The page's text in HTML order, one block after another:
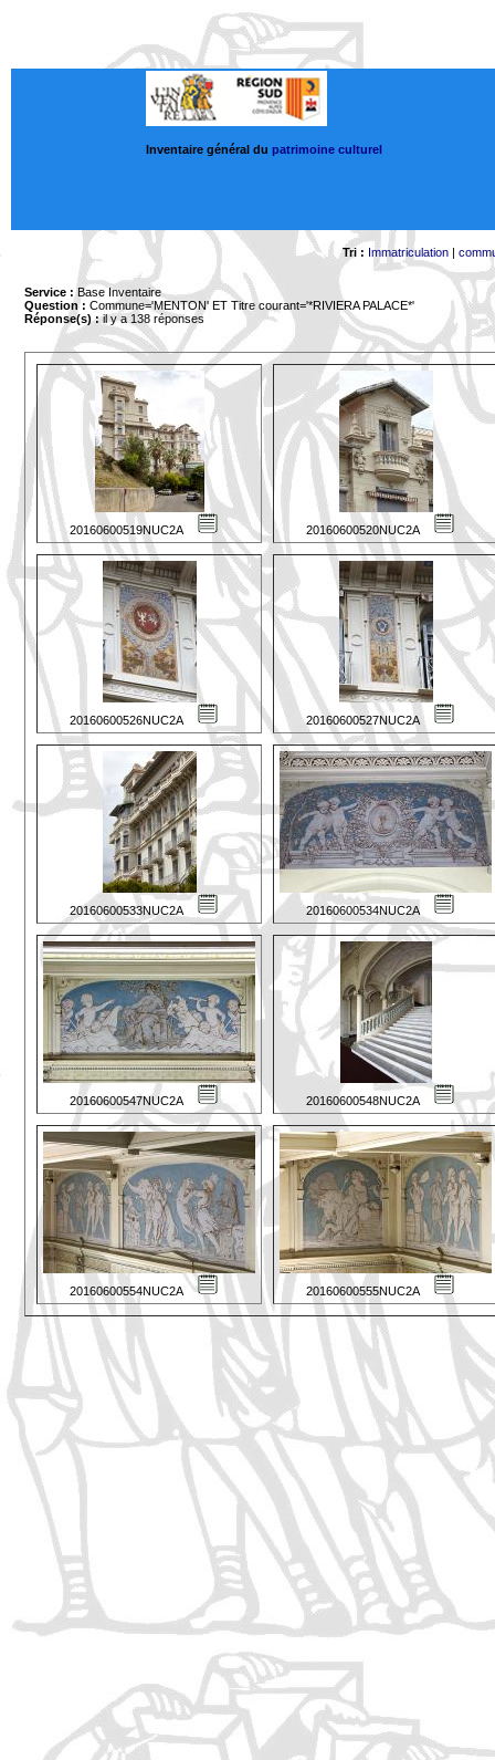
Inventaire général du patrimoine culturel
Tri : Immatriculation|
Service : Base Inventaire
Question : Commune='MENTON' ET Titre courant='*RIVIERA PALACE*'
Réponse(s) :il y a 138 réponses
20160600519NUC2A 20160600520NUC2A
20160600526NUC2A 20160600527NUC2A
20160600533NUC2A 20160600534NUC2A
20160600547NUC2A 20160600548NUC2A
20160600554NUC2A 20160600555NUC2A